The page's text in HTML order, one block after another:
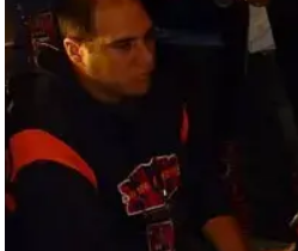
ויעבור לצעד תימני.